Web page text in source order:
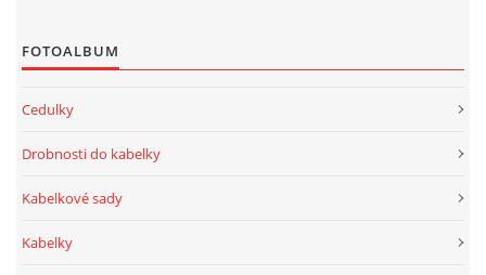
FOTOALBUM
Cedulky
Drobnosti do kabelky
Kabelkové sady
Kabelky